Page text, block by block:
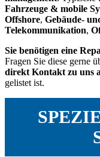
Fahrzeuge & mobile
Offshore, Gebäude-
Telekommunikation,
Sie benötigen eine
Fragen Sie diese gerne
direkt Kontakt zu uns
gelistet ist.